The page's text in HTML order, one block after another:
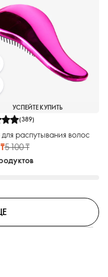
УСПЕЙТЕ КУПИТЬ
(389)
распутывания волос
5 100 ₸